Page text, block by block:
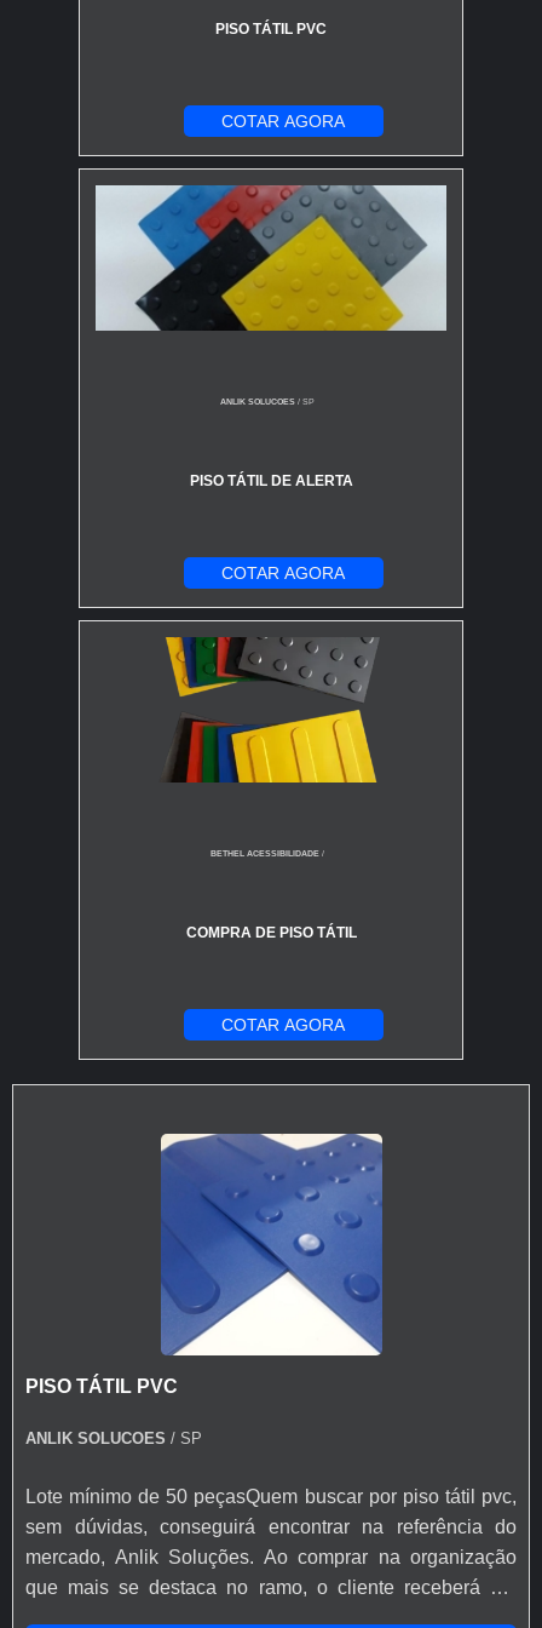
PISO TÁTIL PVC
COTAR AGORA
ANLIK SOLUCOES / SP
PISO TÁTIL DE ALERTA
COTAR AGORA
BETHEL ACESSIBILIDADE /
COMPRA DE PISO TÁTIL
COTAR AGORA
PISO TÁTIL PVC
ANLIK SOLUCOES / SP
Lote mínimo de 50 peçasQuem buscar por piso tátil pvc,
sem dúvidas, conseguirá encontrar na referência do
mercado, Anlik Soluções. Ao comprar na organização
que mais se destaca no ramo, o cliente receberá um